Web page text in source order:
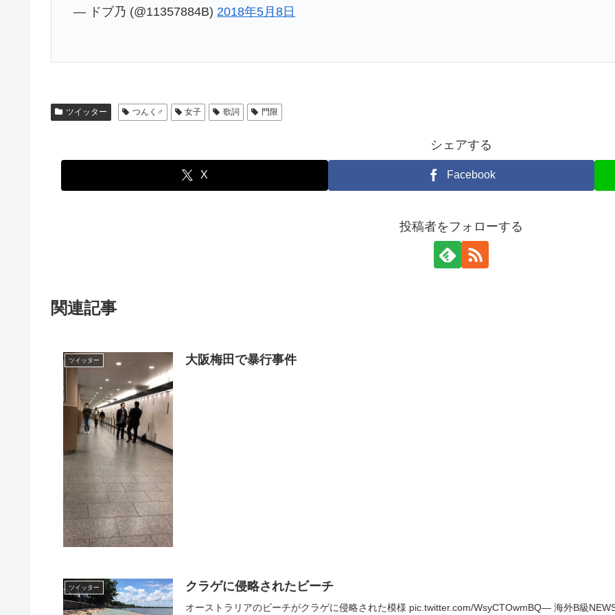
— ドブ乃 (@11357884B) 2018年5月8日
ツイッター つんく♂ 女子 歌詞 門限
シェアする
X Facebook
投稿者をフォローする
関連記事
ツイッター 大阪梅田で暴行事件
ツイッター クラゲに侵略されたビーチ
オーストラリアのビーチがクラゲに侵略された模様 pic.twitter.com/WsyCTOwmBQ— 海外B級